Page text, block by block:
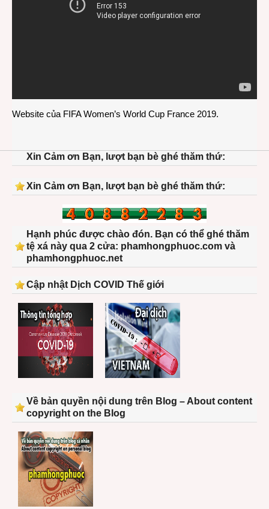
Website của FIFA Women’s World Cup France 2019.
Xin Cảm ơn Bạn, lượt bạn bè ghé thăm thứ:
Xin Cảm ơn Bạn, lượt bạn bè ghé thăm thứ:
Hạnh phúc được chào đón. Bạn có thể ghé thăm
tệ xá này qua 2 cửa: phamhongphuoc.com và
phamhongphuoc.net
Cập nhật Dịch COVID Thế giới
Về bản quyền nội dung trên Blog – About content
copyright on the Blog